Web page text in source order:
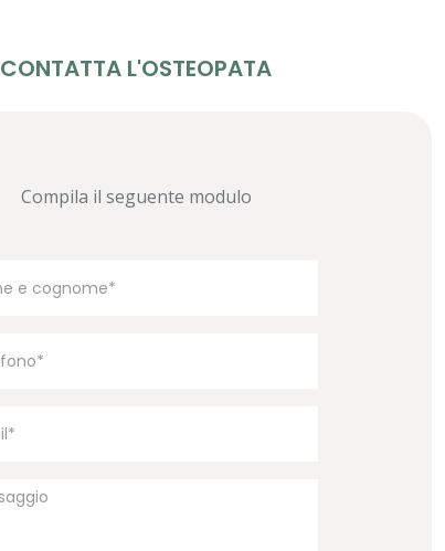
CONTATTA L'OSTEOPATA
Compila il seguente modulo